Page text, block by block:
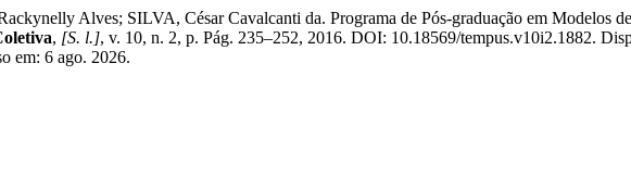
Alves; SILVA, César Cavalcanti da. Programa de Pós-graduação em Modelos de
, [S. l.], v. 10, n. 2, p. Pág. 235–252, 2016. DOI: 10.18569/tempus.v10i2.1882.
em: 6 ago. 2026.